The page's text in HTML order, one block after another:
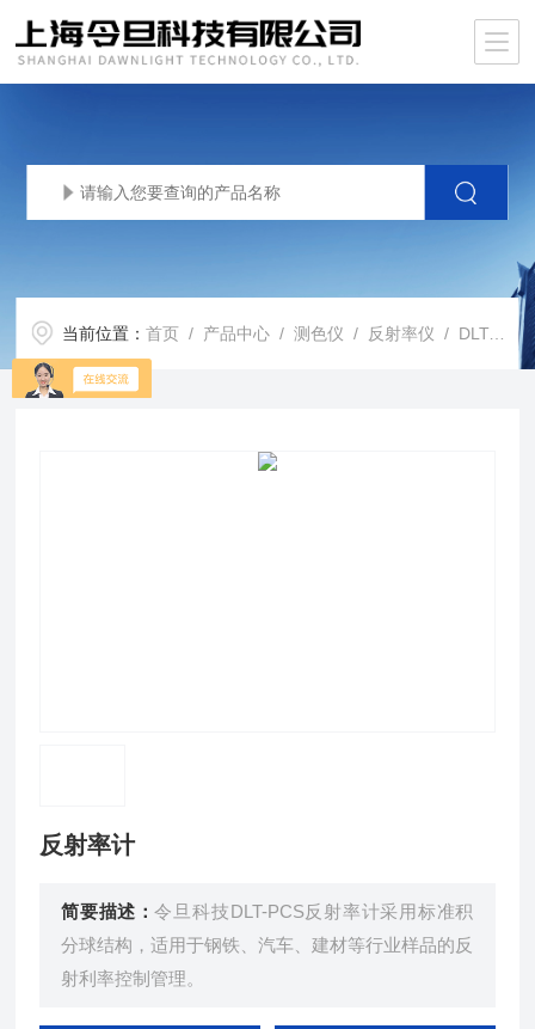
当前位置：首页 / 产品中心 /测色仪 / 反射率仪 / DLT-PCS反射率计
反射率计
简要描述：令旦科技DLT-PCS反射率计采用标准积
分球结构，适用于钢铁、汽车、建材等行业样品的反
射利率控制管理。